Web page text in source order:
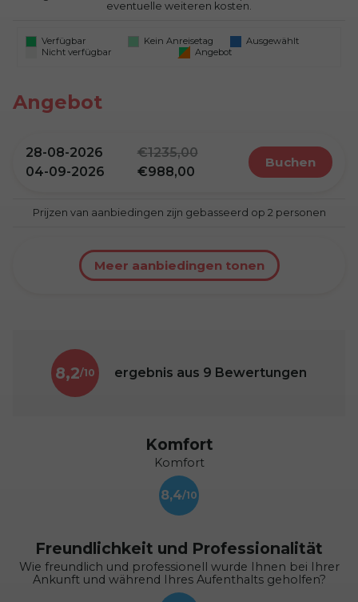
eventuelle weiteren kosten.
Verfügbar Kein Anreisetag
Ausgewählt
Nicht verfügbar
Angebot
Angebot
28-08-2026
04-09-2026
1235,00
988,00
buchen
Prijzen van aanbiedingen zijn gebasseerd op 2 personen
Meer aanbiedingen tonen
8,2 ergebnis aus 9 Bewertungen
Komfort
Komfort
8,4
Freundlichkeit und Professionalität
Wie freundlich und professionell wurde Ihnen bei Ihrer
Ankunft und während Ihres Aufenthalts geholfen?